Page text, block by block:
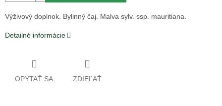
Výživový doplnok. Bylinný čaj. Malva sylv. ssp. mauritiana.
Detailné informácie
OPÝTAŤ SA ZDIEĽAŤ